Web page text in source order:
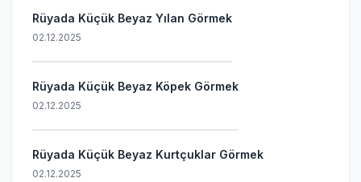
Rüyada Küçük Beyaz Yılan Görmek
02.12.2025
Rüyada Küçük Beyaz Köpek Görmek
02.12.2025
Rüyada Küçük Beyaz Kurtçuklar Görmek
02.12.2025